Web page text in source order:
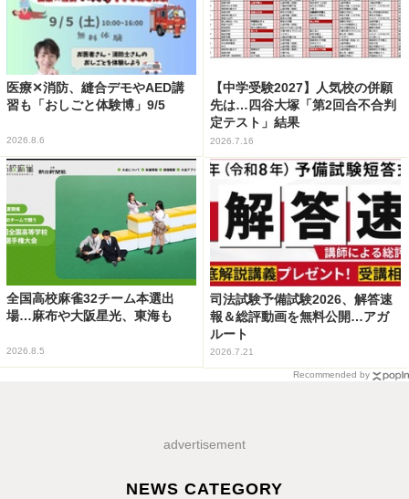
医療✕消防、縫合デモやAED講
習も「おしごと体験博」9/5
2026.8.6
【中学受験2027】人気校の併願
先は…四谷大塚「第2回合不合判
定テスト」結果
2026.7.16
全国高校麻雀32チーム本選出
場…麻布や大阪星光、東海も
2026.8.5
司法試験予備試験2026、解答速
報＆総評動画を無料公開…アガ
ルート
2026.7.21
Recommended by
advertisement
NEWS CATEGORY